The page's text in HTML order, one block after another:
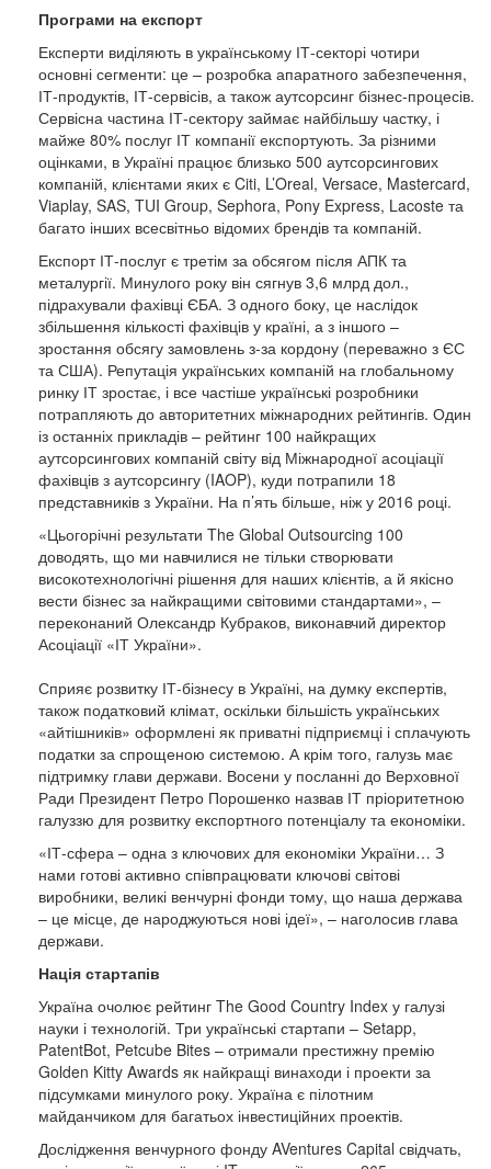
Програми на експорт
Експерти виділяють в українському ІТ-секторі чотири
основні сегменти: це – розробка апаратного забезпечення,
ІТ-продуктів, ІТ-сервісів, а також аутсорсинг бізнес-процесів.
Сервісна частина ІТ-сектору займає найбільшу частку, і
майже 80% послуг ІТ компанії експортують. За різними
оцінками, в Україні працює близько 500 аутсорсингових
компаній, клієнтами яких є Citi, L’Oreal, Versace, Mastercard,
Viaplay, SAS, TUI Group, Sephora, Pony Express, Lacoste та
багато інших всесвітньо відомих брендів та компаній.
Експорт ІТ-послуг є третім за обсягом після АПК та
металургії. Минулого року він сягнув 3,6 млрд дол.,
підрахували фахівці ЄБА. З одного боку, це наслідок
збільшення кількості фахівців у країні, а з іншого –
зростання обсягу замовлень з-за кордону (переважно з ЄС
та США). Репутація українських компаній на глобальному
ринку ІТ зростає, і все частіше українські розробники
потрапляють до авторитетних міжнародних рейтингів. Один
із останніх прикладів – рейтинг 100 найкращих
аутсорсингових компаній світу від Міжнародної асоціації
фахівців з аутсорсингу (IAOP), куди потрапили 18
представників з України. На п’ять більше, ніж у 2016 році.
«Цьогорічні результати The Global Outsourcing 100
доводять, що ми навчилися не тільки створювати
високотехнологічні рішення для наших клієнтів, а й якісно
вести бізнес за найкращими світовими стандартами», –
переконаний Олександр Кубраков, виконавчий директор
Асоціації «ІТ України».
Сприяє розвитку ІТ-бізнесу в Україні, на думку експертів,
також податковий клімат, оскільки більшість українських
«айтішників» оформлені як приватні підприємці і сплачують
податки за спрощеною системою. А крім того, галузь має
підтримку глави держави. Восени у посланні до Верховної
Ради Президент Петро Порошенко назвав ІТ пріоритетною
галуззю для розвитку експортного потенціалу та економіки.
«ІТ-сфера – одна з ключових для економіки України… З
нами готові активно співпрацювати ключові світові
виробники, великі венчурні фонди тому, що наша держава
– це місце, де народжуються нові ідеї», – наголосив глава
держави.
Нація стартапів
Україна очолює рейтинг The Good Country Index у галузі
науки і технологій. Три українські стартапи – Setapp,
PatentBot, Petcube Bites – отримали престижну премію
Golden Kitty Awards як найкращі винаходи і проекти за
підсумками минулого року. Україна є пілотним
майданчиком для багатьох інвестиційних проектів.
Дослідження венчурного фонду AVentures Capital свідчать,